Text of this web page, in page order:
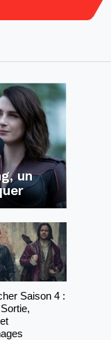
un
Saison 4 :